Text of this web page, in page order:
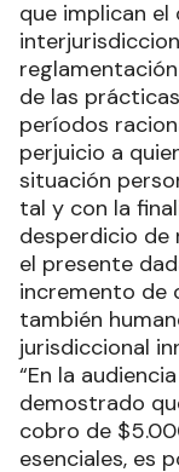
que implican
de las
períodos
perjuicio a
situación
tal y con la
desperdicio de
el presente
incremento de
también
jurisdiccional
“En la
demostrado
cobro de
esenciales, es